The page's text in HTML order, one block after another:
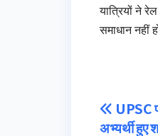
यात्रियों ने
समाधान नहीं
Post
UPSC
अभ्यर्थी हुए